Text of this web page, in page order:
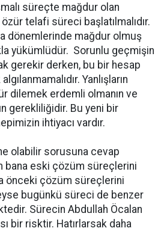
süreçte mağdur olan
telafi süreci başlatılmalıdır.
dönemlerinde mağdur olmuş
yükümlüdür. Sorunlu geçmişin
gerekir derken, bu bir hesap
Yanlışların
dilemek erdemli olmanın ve
gerekliliğidir. Bu yeni bir
ihtiyacı vardır.
olabilir sorusuna cevap
bana eski çözüm süreçlerini
önceki çözüm süreçlerini
bugünkü süreci de benzer
Sürecin Abdullah Öcalan
bir risktir. Hatırlarsak daha